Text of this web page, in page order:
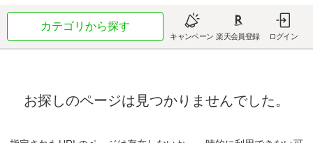
カテゴリから探す
キャンペーン 楽天会員登録 ログイン
お探しのページは見つかりませんでした。